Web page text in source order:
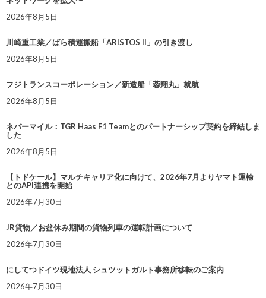
2026年8月5日
川崎重工業／ばら積運搬船「ARISTOS II」の引き渡し
2026年8月5日
フジトランスコーポレーション／新造船「蓉翔丸」就航
2026年8月5日
ネバーマイル：TGR Haas F1 Teamとのパートナーシップ契約を締結しま
した
2026年8月5日
【トドケール】マルチキャリア化に向けて、2026年7月よりヤマト運輸
とのAPI連携を開始
2026年7月30日
JR貨物／お盆休み期間の貨物列車の運転計画について
2026年7月30日
にしてつドイツ現地法人 シュツットガルト事務所移転のご案内
2026年7月30日